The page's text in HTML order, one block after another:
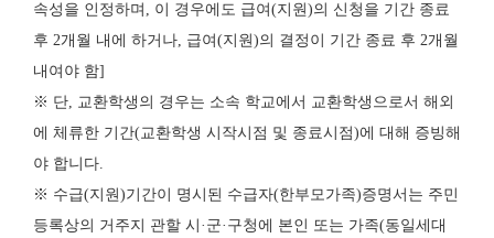
속성을 인정하며, 이 경우에도 급여(지원)의 신청을 기간 종료
후 2개월 내에 하거나, 급여(지원)의 결정이 기간 종료 후 2개월
내여야 함]
※ 단, 교환학생의 경우는 소속 학교에서 교환학생으로서 해외
에 체류한 기간(교환학생 시작시점 및 종료시점)에 대해 증빙해
야 합니다.
※ 수급(지원)기간이 명시된 수급자(한부모가족)증명서는 주민
등록상의 거주지 관할 시·군·구청에 본인 또는 가족(동일세대